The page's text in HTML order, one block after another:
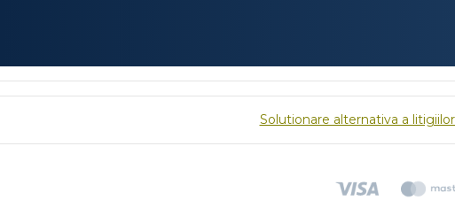
Solutionare alternativa a litigiilor